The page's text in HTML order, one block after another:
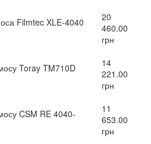
Filmtec XLE-4040
20
460.00
грн
Toray TM710D
14
221.00
грн
CSM RE 4040-
11
653.00
грн